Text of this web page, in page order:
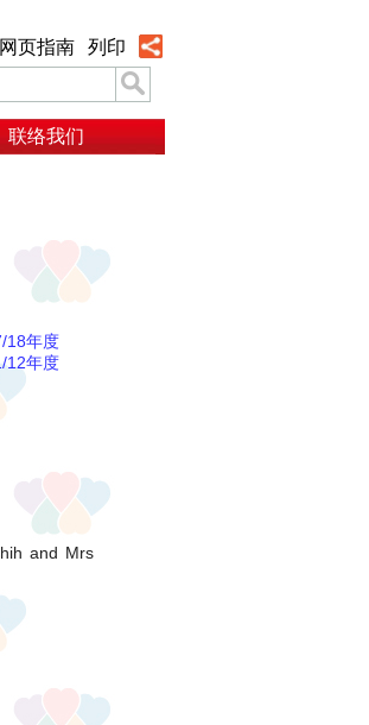
网页指南 列印
联络我们